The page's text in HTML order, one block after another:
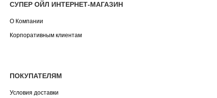
СУПЕР ОЙЛ ИНТЕРНЕТ-МАГАЗИН
О Компании
Корпоративным клиентам
ПОКУПАТЕЛЯМ
Условия доставки